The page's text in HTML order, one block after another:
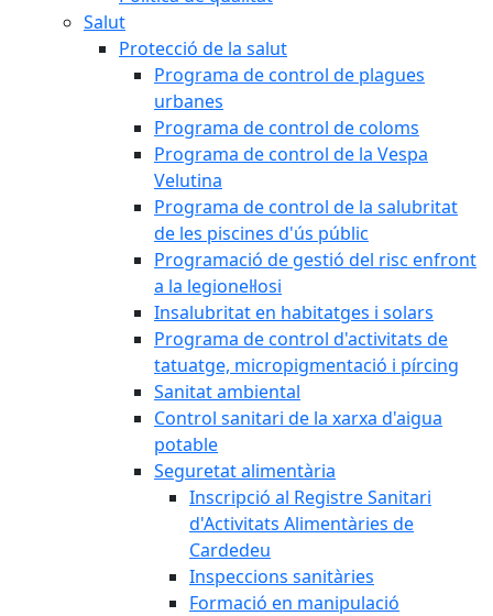
Salut
Protecció de la salut
Programa de control de plagues
urbanes
Programa de control de coloms
Programa de control de la Vespa
Velutina
Programa de control de la salubritat
de les piscines d'ús públic
Programació de gestió del risc enfront
a la legionel·losi
Insalubritat en habitatges i solars
Programa de control d'activitats de
tatuatge, micropigmentació i pírcing
Sanitat ambiental
Control sanitari de la xarxa d'aigua
potable
Seguretat alimentària
Inscripció al Registre Sanitari
d'Activitats Alimentàries de
Cardedeu
Inspeccions sanitàries
Formació en manipulació